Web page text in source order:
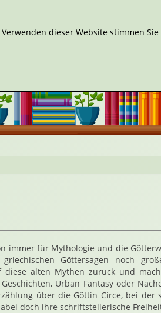
immer für Mythologie und die
Göttersagen noch
alten Mythen zurück und
Urban Fantasy oder
über die Göttin Circe, bei der
doch ihre schriftstellerische
dieser Website stimmen